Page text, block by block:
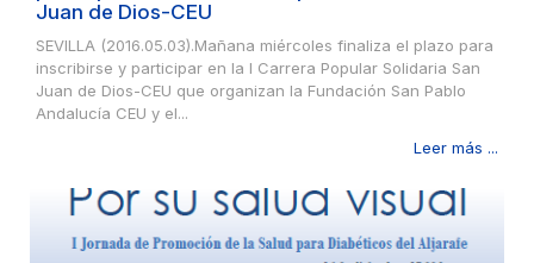
Juan de Dios-CEU
SEVILLA (2016.05.03).Mañana miércoles finaliza el plazo para
inscribirse y participar en la I Carrera Popular Solidaria San
Juan de Dios-CEU que organizan la Fundación San Pablo
Andalucía CEU y el...
Leer más ...